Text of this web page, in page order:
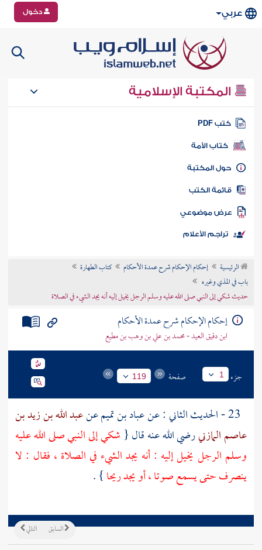
عربي دخول
المكتبة الإسلامية
كتب PDF
كتاب الأمة
المكتبة
الكتب
موضوعي
تراجم الأعلام
الرئيسية إحكام الإحكام شرح عمدة الأحكام
كتاب الطهارة
باب في المذي وغيره
حديث شكي إلى النبي صلى الله عليه وسلم الرجل يخيل إليه أنه يجد الشيء في الصلاة
إحكام الإحكام شرح عمدة الأحكام
ابن دقيق العيد - محمد بن علي بن وهب بن مطيع
جزء 1 صفحة 119
عباد بن تميمعنعبد الله بن زيد بن
عاصم المازنيرضي الله عنه قال { شكي إلى النبي صلى الله عليه
وسلم الرجل يخيل إليه : أنه يجد الشيء في الصلاة ، فقال : لا
ينصرف حتى يسمع صوتا ، أو يجد ريحا} .
التالي السابق